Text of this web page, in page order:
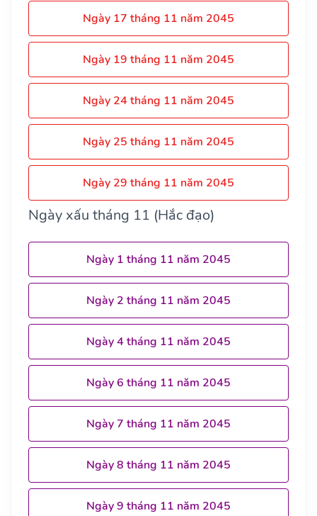
Ngày 17 tháng 11 năm 2045
Ngày 19 tháng 11 năm 2045
Ngày 24 tháng 11 năm 2045
Ngày 25 tháng 11 năm 2045
Ngày 29 tháng 11 năm 2045
Ngày xấu tháng 11 (Hắc đạo)
Ngày 1 tháng 11 năm 2045
Ngày 2 tháng 11 năm 2045
Ngày 4 tháng 11 năm 2045
Ngày 6 tháng 11 năm 2045
Ngày 7 tháng 11 năm 2045
Ngày 8 tháng 11 năm 2045
Ngày 9 tháng 11 năm 2045